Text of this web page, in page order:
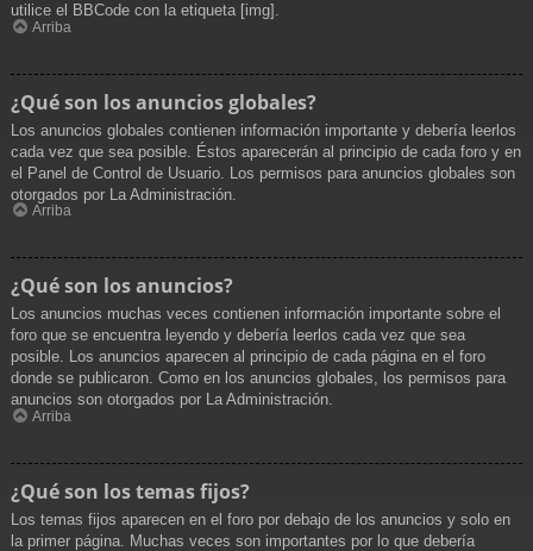
utilice el BBCode con la etiqueta [img].
Arriba
¿Qué son los anuncios globales?
Los anuncios globales contienen información importante y debería leerlos
cada vez que sea posible. Éstos aparecerán al principio de cada foro y en
el Panel de Control de Usuario. Los permisos para anuncios globales son
otorgados por La Administración.
Arriba
¿Qué son los anuncios?
Los anuncios muchas veces contienen información importante sobre el
foro que se encuentra leyendo y debería leerlos cada vez que sea
posible. Los anuncios aparecen al principio de cada página en el foro
donde se publicaron. Como en los anuncios globales, los permisos para
anuncios son otorgados por La Administración.
Arriba
¿Qué son los temas fijos?
Los temas fijos aparecen en el foro por debajo de los anuncios y solo en
la primer página. Muchas veces son importantes por lo que debería